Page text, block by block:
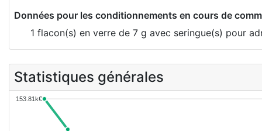
Données pour les conditionnements en cours de
1 flacon(s) en verre de 7 g avec seringue(s) pour
Statistiques générales
153.81k€